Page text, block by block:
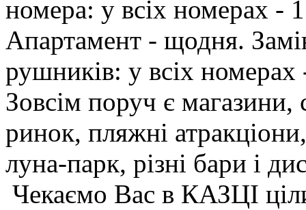
номера: у всіх номерах -
Апартамент - щодня.
рушників: у всіх номерах
Зовсім поруч є магазини,
ринок, пляжні
луна-парк, різні бари і
Чекаємо Вас в КАЗЦІ